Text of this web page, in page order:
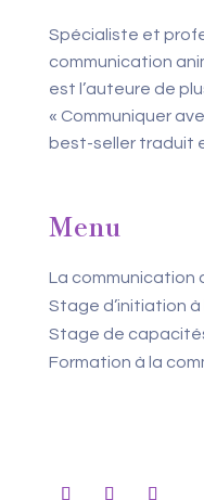
Spécialiste et
communication
est l’auteure de
« Communiquer
best-seller traduit
Menu
La communication
Stage d’initiation
Stage de
Formation à la